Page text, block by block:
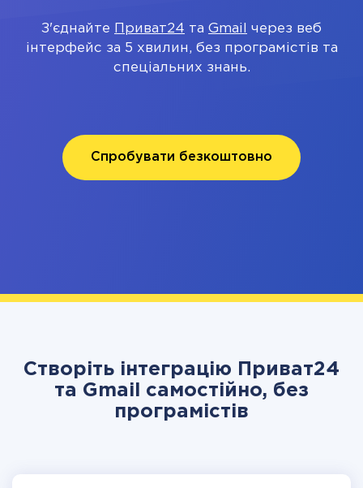
З'єднайте Приват24 та Gmail
через веб
інтерфейс за 5 хвилин, без програмістів та
спеціальних знань.
Спробувати безкоштовно
Створіть інтеграцію Приват24
та Gmail самостійно, без
програмістів